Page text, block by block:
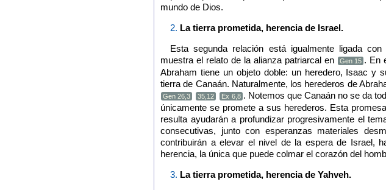
mundo de Dios.
2. La tierra prometida, herencia de Israel.
Esta segunda relación está igualmente ligada
muestra el relato de la alianza patriarcal en
Gen 15 . En
Abraham tiene un objeto doble: un heredero, Isaac y
tierra de Canaán. Naturalmente, los herederos de
Gen 26,3 35,12 Ex 6,8 . Notemos que Canaán no se da
únicamente se promete a sus herederos. Esta
resulta ayudarán a profundizar progresivamente el
consecutivas, junto con esperanzas materiales
contribuirán a elevar el nivel de la espera de Israel,
herencia, la única que puede colmar el corazón del
3. La tierra prometida, herencia de Yahveh.